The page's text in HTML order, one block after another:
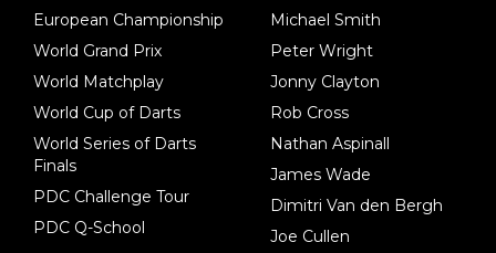
European Championship
World Grand Prix
World Matchplay
World Cup of Darts
World Series of Darts
Finals
PDC Challenge Tour
PDC Q-School
Michael Smith
Peter Wright
Jonny Clayton
Rob Cross
Nathan Aspinall
James Wade
Dimitri Van den Bergh
Joe Cullen